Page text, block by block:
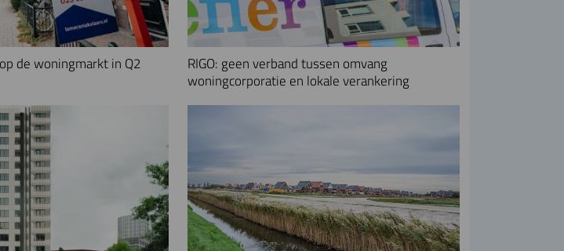
de woningmarkt in Q2
RIGO: geen verband tussen omvang
woningcorporatie en lokale verankering